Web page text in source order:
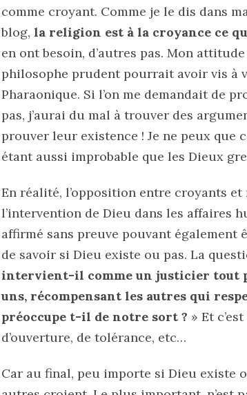
comme croyant. Comme je le dis dans
blog, la religion est à la croyance ce
en ont besoin, d’autres pas. Mon
philosophe prudent pourrait avoir vis à
Pharaonique. Si l’on me demandait de
pas, j’aurai du mal à trouver des
prouver leur existence ! Je ne peux que
étant aussi improbable que les Dieux
En réalité, l’opposition entre croyants
l’intervention de Dieu dans les affaires
affirmé sans preuve pouvant également
de savoir si Dieu existe ou pas. La
intervient-il comme un justicier tout
uns, récompensant les autres qui
préoccupe t-il de notre sort ? » Et
d’ouverture, de tolérance, etc…
Car au final, peu importe si Dieu existe